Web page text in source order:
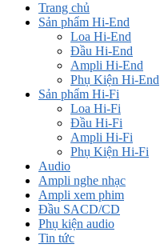
Trang chủ
Sản phẩm Hi-End
Loa Hi-End
Đầu Hi-End
Ampli Hi-End
Phụ Kiện Hi-End
Sản phẩm Hi-Fi
Loa Hi-Fi
Đầu Hi-Fi
Ampli Hi-Fi
Phụ Kiện Hi-Fi
Audio
Ampli nghe nhạc
Ampli xem phim
Đầu SACD/CD
Phụ kiện audio
Tin tức